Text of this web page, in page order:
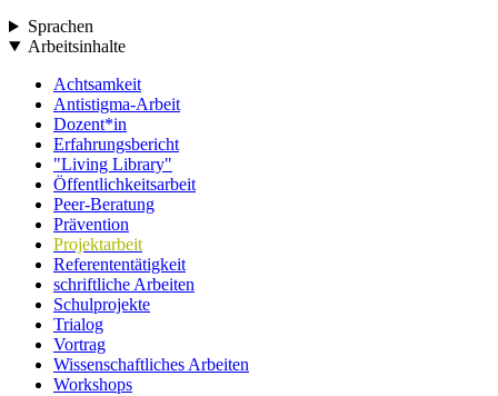
Sprachen
Arbeitsinhalte
Achtsamkeit
Antistigma-Arbeit
Dozent*in
Erfahrungsbericht
"Living Library"
Öffentlichkeitsarbeit
Peer-Beratung
Prävention
Projektarbeit
Referententätigkeit
schriftliche Arbeiten
Schulprojekte
Trialog
Vortrag
Wissenschaftliches Arbeiten
Workshops